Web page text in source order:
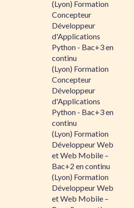
(Lyon) Formation
Concepteur
Développeur
d'Applications
Python - Bac+3 en
continu
(Lyon) Formation
Concepteur
Développeur
d'Applications
Python - Bac+3 en
continu
(Lyon) Formation
Développeur Web
et Web Mobile –
Bac+2 en continu
(Lyon) Formation
Développeur Web
et Web Mobile –